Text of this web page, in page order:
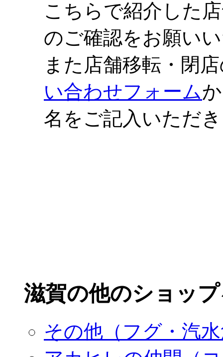
こちらで紹介した
のご確認をお願い
また店舗移転・閉
い合わせフォーム
名をご記入いただ
滋賀の他のショッ
その他（フグ・汽